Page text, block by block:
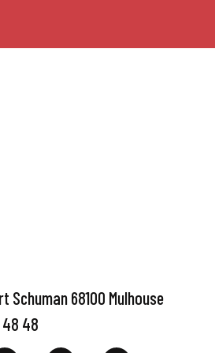
Schuman 68100 Mulhouse
48